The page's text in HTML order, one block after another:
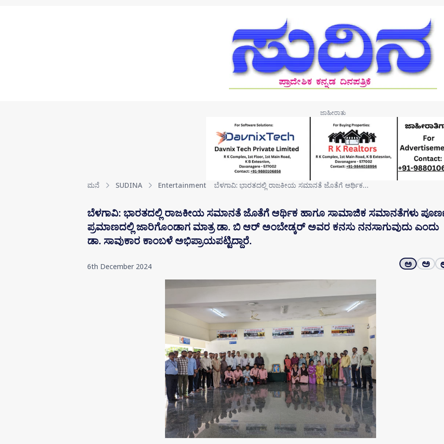
ಮನೆ SUDINA Entertainment ಬೆಳಗಾವಿ: ಭಾರತದಲ್ಲಿ ರಾಜಕೀಯ ಸಮಾನತೆ ಜೊತೆಗೆ ಆರ್ಥಿಕ…
ಬೆಳಗಾವಿ: ಭಾರತದಲ್ಲಿ ರಾಜಕೀಯ ಸಮಾನತೆ ಜೊತೆಗೆ ಆರ್ಥಿಕ ಹಾಗೂ ಸಾಮಾಜಿಕ ಸಮಾನತೆಗಳು
ಪ್ರಮಾಣದಲ್ಲಿ ಜಾರಿಗೊಂಡಾಗ ಮಾತ್ರ ಡಾ. ಬಿ ಆರ್ ಅಂಬೇಡ್ಕರ್ ಅವರ ಕನಸು ನನಸಾಗುವುದು ಎಂದು
ಡಾ. ಸಾವುಕಾರ ಕಾಂಬಳೆ ಅಭಿಪ್ರಾಯಪಟ್ಟಿದ್ದಾರೆ.
6th December 2024 ಅ ಅ